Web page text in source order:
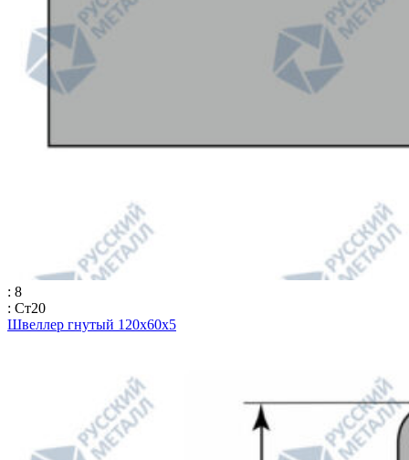
: 8
: Ст20
Швеллер гнутый 120x60x5